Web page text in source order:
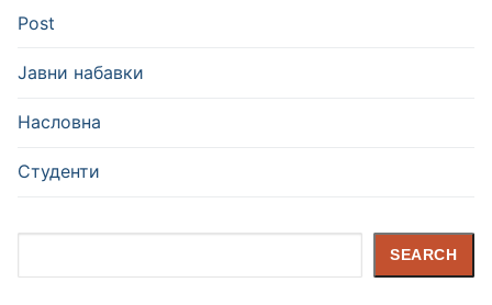
Post
Јавни набавки
Насловна
Студенти
SEARCH